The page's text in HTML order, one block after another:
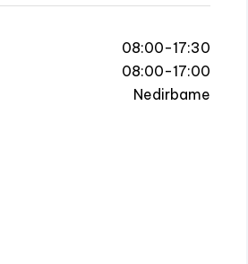
08:00-17:30
08:00-17:00
Nedirbame